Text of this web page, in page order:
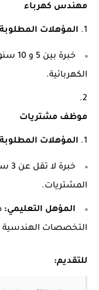
مهندس كهرباء
المؤهلات
خبرة
الكهربائية.
موظف مشتريات
المؤهلات
المشتريات.
المؤهل التعليمي:
التخصصات
للتقديم: